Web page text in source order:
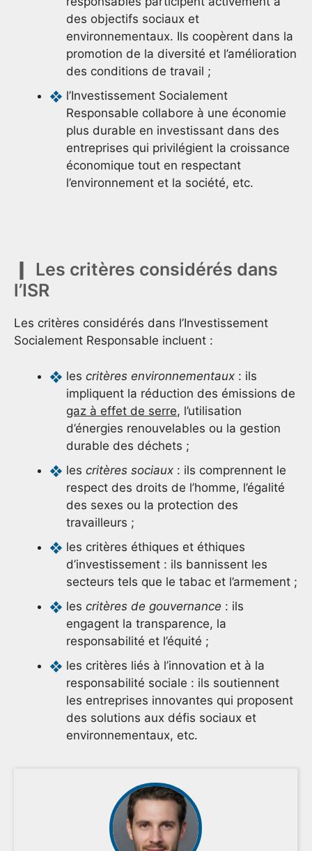
des objectifs sociaux et
environnementaux. Ils coopèrent dans la
promotion de la diversité et l’amélioration
des conditions de travail ;
l’Investissement Socialement
Responsable collabore à une économie
plus durable en investissant dans des
entreprises qui privilégient la croissance
économique tout en respectant
l’environnement et la société, etc.
Les critères considérés dans
l’ISR
Les critères considérés dans l’Investissement
Socialement Responsable incluent :
les critères environnementaux : ils
impliquent la réduction des émissions de
gaz à effet de serre, l’utilisation
d’énergies renouvelables ou la gestion
durable des déchets ;
les critères sociaux : ils comprennent le
respect des droits de l’homme, l’égalité
des sexes ou la protection des
travailleurs ;
les critères éthiques et éthiques
d’investissement : ils bannissent les
secteurs tels que le tabac et l’armement ;
les critères de gouvernance : ils
engagent la transparence, la
responsabilité et l’équité ;
les critères liés à l’innovation et à la
responsabilité sociale : ils soutiennent
les entreprises innovantes qui proposent
des solutions aux défis sociaux et
environnementaux, etc.